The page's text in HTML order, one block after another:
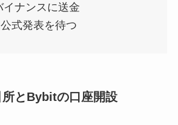
イナンスに送金
式発表を待つ
とBybitの口座開設